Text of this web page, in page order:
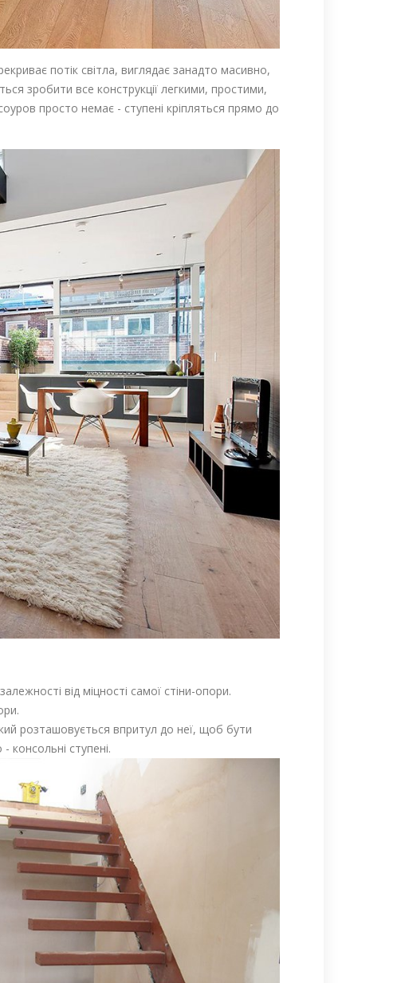
потік світла, виглядає занадто масивно,
зробити все конструкції легкими, простими,
просто немає - ступені кріпляться прямо до
від міцності самої стіни-опори.
розташовується впритул до неї, щоб бути
ступені.